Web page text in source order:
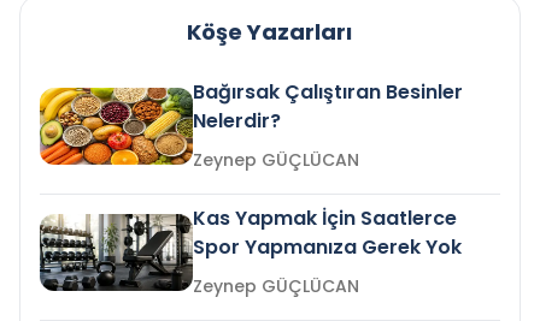
Köşe Yazarları
Bağırsak Çalıştıran Besinler
Nelerdir?
Zeynep GÜÇLÜCAN
Kas Yapmak İçin Saatlerce
Spor Yapmanıza Gerek Yok
Zeynep GÜÇLÜCAN